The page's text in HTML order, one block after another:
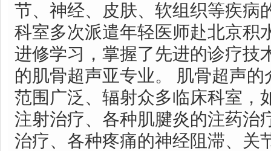
节、神经、皮肤、软组织等疾病
科室多次派遣年轻医师赴北京积
进修学习，掌握了先进的诊疗技
的肌骨超声亚专业。 肌骨超声
范围广泛、辐射众多临床科室，
注射治疗、各种肌腱炎的注药治
治疗、各种疼痛的神经阻滞、关